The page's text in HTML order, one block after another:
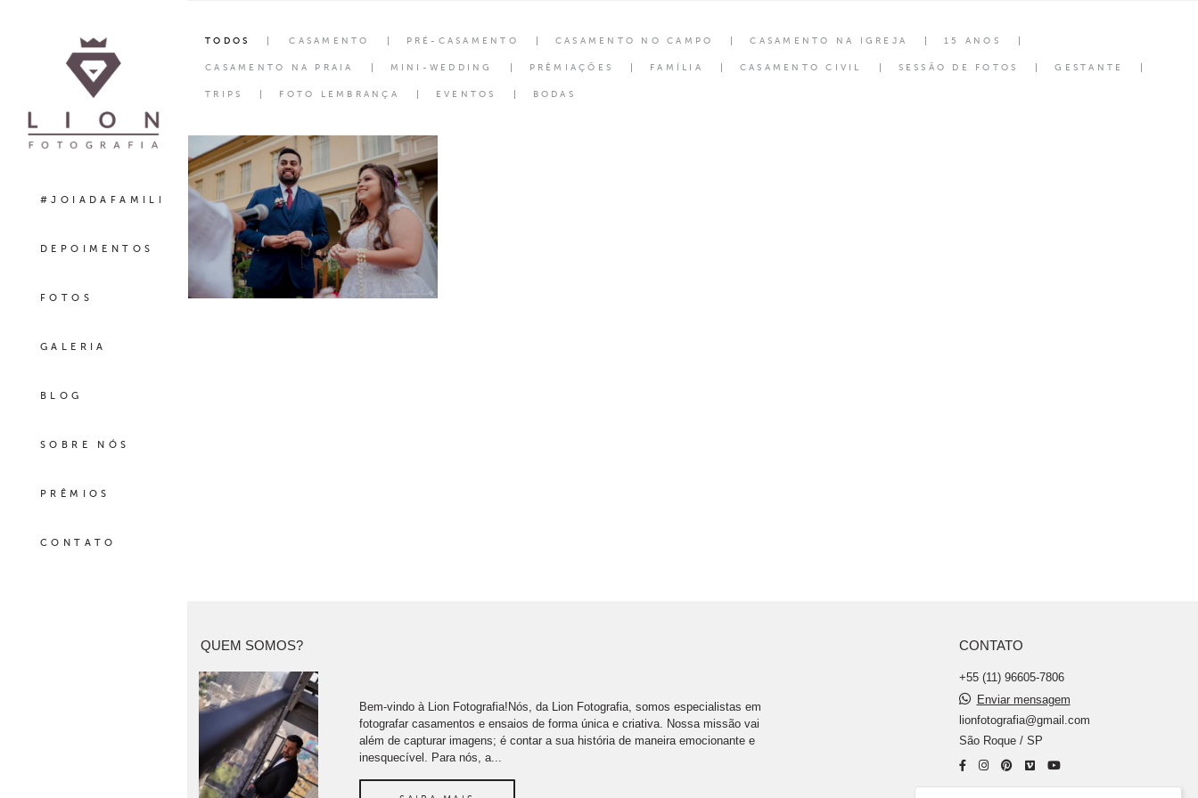
#JOIADAFAMILIA
DEPOIMENTOS
FOTOS
GALERIA
BLOG
SOBRE NÓS
PRÊMIOS
CONTATO
TODOS CASAMENTO PRÉ-CASAMENTO CASAMENTO NO CAMPO CASAMENTO NA IGREJA 15 ANOS
CASAMENTO NA PRAIA MINI-WEDDING PRÊMIAÇÕES FAMÍLIA CASAMENTO CIVIL SESSÃO DE FOTOS GESTANTE
TRIPS FOTO LEMBRANÇA EVENTOS BODAS
QUEM SOMOS?
Bem-vindo à Lion Fotografia!Nós, da Lion Fotografia, somos especialistas em
fotografar casamentos e ensaios de forma única e criativa. Nossa missão vai
além de capturar imagens; é contar a sua história de maneira emocionante e
inesquecível. Para nós, a...
CONTATO
+55 (11) 96605-7806
Enviar mensagem
lionfotografia@gmail.com
São Roque / SP